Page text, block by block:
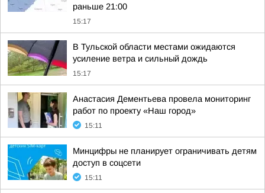
раньше 21:00
15:17
В Тульской области местами ожидаются
усиление ветра и сильный дождь
15:17
Анастасия Дементьева провела мониторинг
работ по проекту «Наш город»
15:11
Минцифры не планирует ограничивать детям
доступ в соцсети
15:11